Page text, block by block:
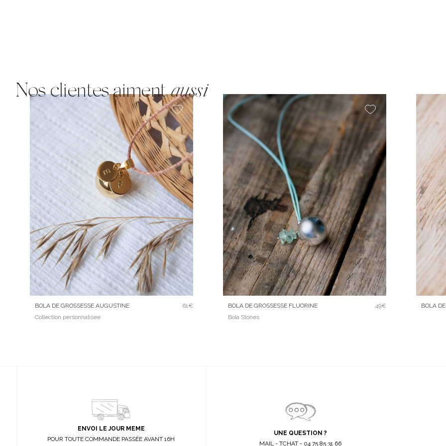
Nos clientes aimentaussi
BOLA DE GROSSESSE AUGUSTINE
Collection personnalisée
61€
BOLA DE GROSSESSE FLUORINE
Bola Stones
49€ BOLA
ENVOI LE JOUR MEME
POUR TOUTE COMMANDE PASSÉE AVANT 16H
UNE QUESTION ?
MAIL - TCHAT - 04 75 85 31 66